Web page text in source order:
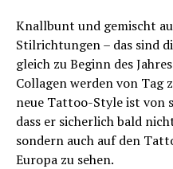
Knallbunt und gemischt
Stilrichtungen – das sind
gleich zu Beginn des
Collagen werden von Tag
neue Tattoo-Style ist von
dass er sicherlich bald
sondern auch auf den
Europa zu sehen.